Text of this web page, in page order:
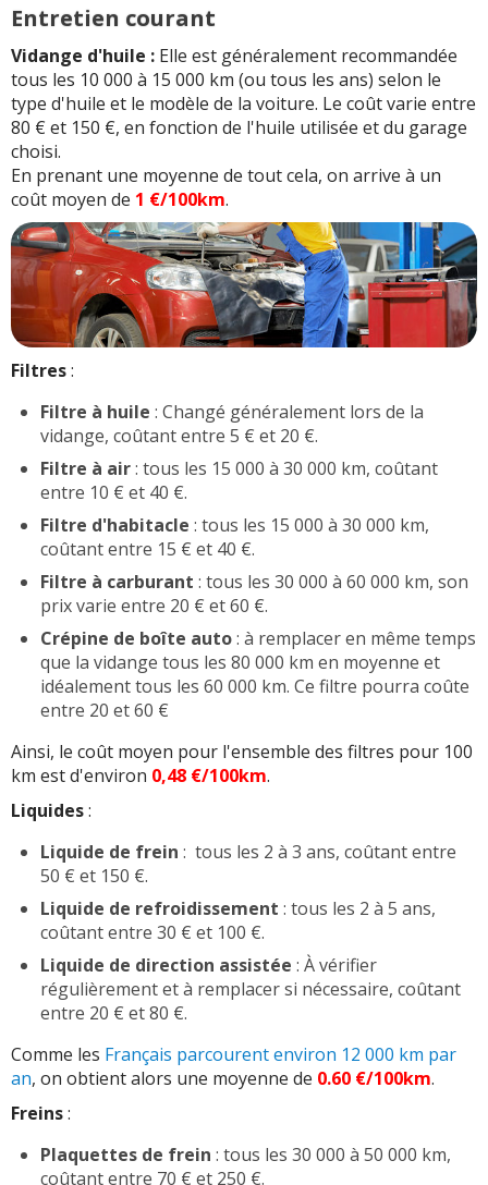
Entretien courant
Vidange d'huile : Elle est généralement recommandée
tous les 10 000 à 15 000 km (ou tous les ans) selon le
type d'huile et le modèle de la voiture. Le coût varie entre
80 € et 150 €, en fonction de l'huile utilisée et du garage
choisi.
En prenant une moyenne de tout cela, on arrive à un
coût moyen de 1 €/100km.
Filtres:
Filtre à huile : Changé généralement lors de la
vidange, coûtant entre 5 € et 20 €.
Filtre à air: tous les 15 000 à 30 000 km, coûtant
entre 10 € et 40 €.
Filtre d'habitacle : tous les 15 000 à 30 000 km,
coûtant entre 15 € et 40 €.
Filtre à carburant : tous les 30 000 à 60 000 km, son
prix varie entre 20 € et 60 €.
Crépine de boîte auto: à remplacer en même temps
que la vidange tous les 80 000 km en moyenne et
idéalement tous les 60 000 km. Ce filtre pourra coûte
entre 20 et 60 €
Ainsi, le coût moyen pour l'ensemble des filtres pour 100
km est d'environ 0,48 €/100km.
Liquides:
Liquide de frein : tous les 2 à 3 ans, coûtant entre
50 € et 150 €.
Liquide de refroidissement : tous les 2 à 5 ans,
coûtant entre 30 € et 100 €.
Liquide de direction assistée : À vérifier
régulièrement et à remplacer si nécessaire, coûtant
entre 20 € et 80 €.
Comme les Français parcourent environ 12 000 km par
an, on obtient alors une moyenne de 0.60 €/100km.
Freins:
Plaquettes de frein : tous les 30 000 à 50 000 km,
coûtant entre 70 € et 250 €.